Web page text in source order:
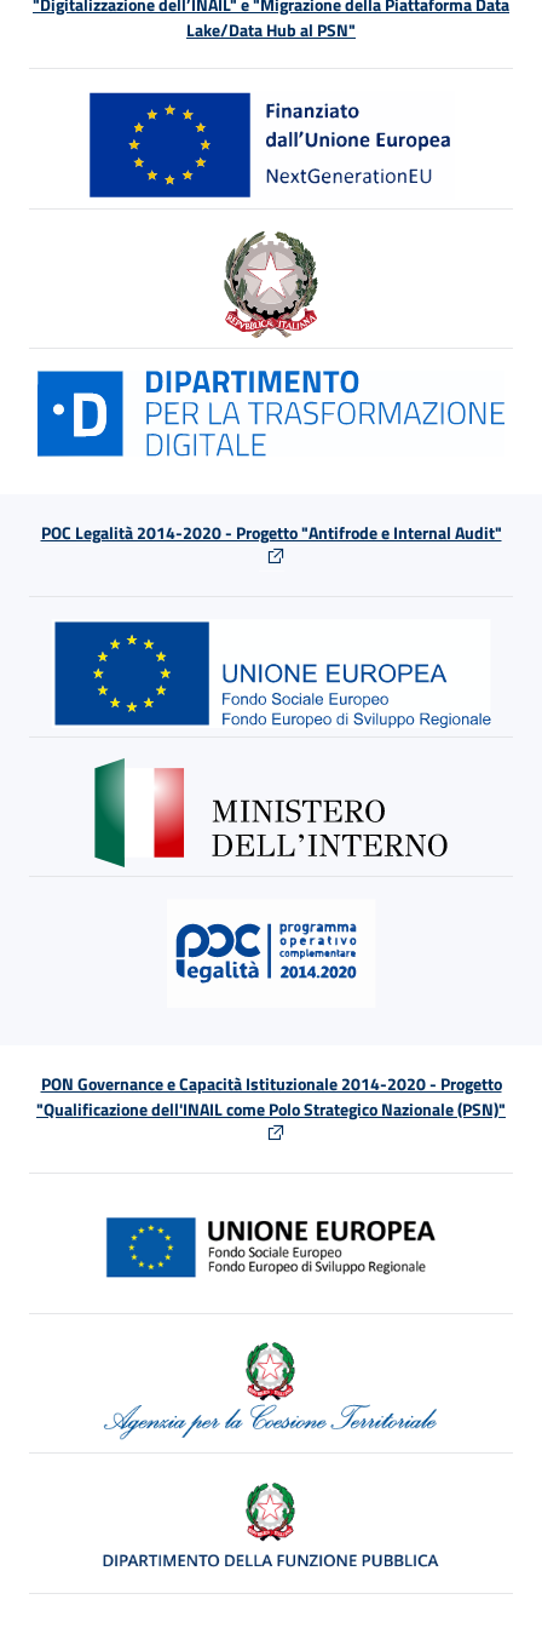
Lake/Data Hub al PSN"
POC Legalità 2014-2020 - Progetto "Antifrode e Internal Audit"
PON Governance e Capacità Istituzionale 2014-2020 - Progetto
"Qualificazione dell'INAIL come Polo Strategico Nazionale (PSN)"